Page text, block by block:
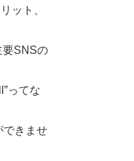
ット、
要SNSの
ってな
できませ